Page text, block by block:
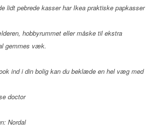
lidt pebrede kasser har Ikea praktiske papkasser
hobbyrummet eller måske til ekstra
gemmes væk.
ind i din bolig kan du beklæde en hel væg med
doctor
Nordal